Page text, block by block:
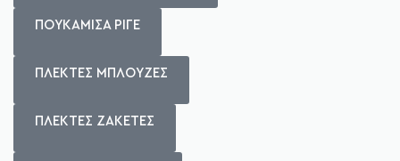
ΠΟΥΚΑΜΙΣΑ ΡΙΓΕ
ΠΛΕΚΤΕΣ ΜΠΛΟΥΖΕΣ
ΠΛΕΚΤΕΣ ΖΑΚΕΤΕΣ